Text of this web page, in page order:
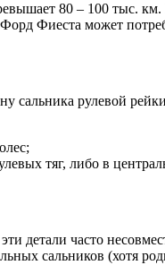
80 – 100 тыс.
Фиеста может
сальника рулевой
тяг, либо в
детали часто
сальников (хотя